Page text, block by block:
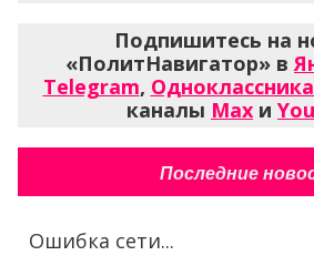
Подпишитесь на
«ПолитНавигатор» в
Telegram,
каналы Max и
Последние
Ошибка сети...